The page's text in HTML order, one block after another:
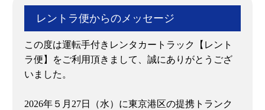
レントラ便からのメッセージ
この度は運転手付きレンタカートラック【レント
ラ便】をご利用頂きまして、誠にありがとうござ
いました。
2026年５月27日（水）に東京港区の提携トランク